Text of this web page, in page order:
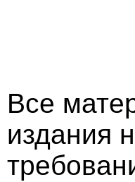
Все
издания